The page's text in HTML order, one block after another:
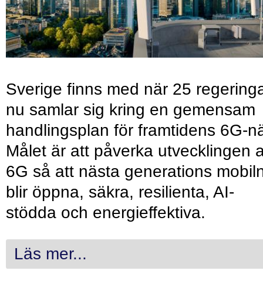
Sverige finns med när 25
nu samlar sig kring en gemensam
handlingsplan för framtidens 6G-
Målet är att påverka utvecklingen
6G så att nästa generations
blir öppna, säkra, resilienta, AI-
stödda och energieffektiva.
Läs mer...